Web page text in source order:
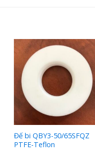
Đế bi QBY3-50/65SFQZ
PTFE-Teflon